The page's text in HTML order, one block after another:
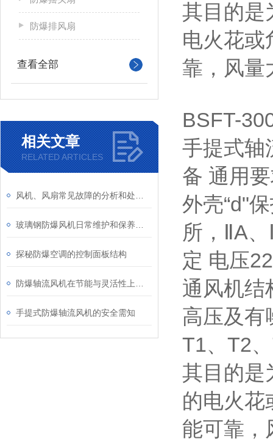
防爆排风扇
查看全部
相关文章
RELATED ARTICLES
探秘防爆空调的控制面板结构
手提式防爆轴流风机的安全需知
其目的是
电火花或
靠，风量
BSFT-
手提式轴
备 通用
外壳“d"
所，ⅡA
定 电压
通风机结
高压及有
T1、T2
其目的是
的电火花
能可靠，